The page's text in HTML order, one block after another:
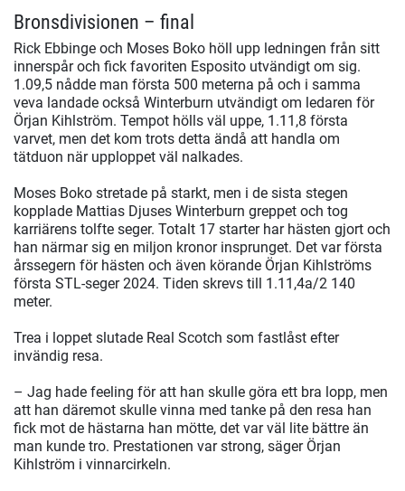
Bronsdivisionen – final
Rick Ebbinge och Moses Boko höll upp ledningen från sitt
innerspår och fick favoriten Esposito utvändigt om sig.
1.09,5 nådde man första 500 meterna på och i samma
veva landade också Winterburn utvändigt om ledaren för
Örjan Kihlström. Tempot hölls väl uppe, 1.11,8 första
varvet, men det kom trots detta ändå att handla om
tätduon när upploppet väl nalkades.
Moses Boko stretade på starkt, men i de sista stegen
kopplade Mattias Djuses Winterburn greppet och tog
karriärens tolfte seger. Totalt 17 starter har hästen gjort och
han närmar sig en miljon kronor insprunget. Det var första
årssegern för hästen och även körande Örjan Kihlströms
första STL-seger 2024. Tiden skrevs till 1.11,4a/2 140
meter.
Trea i loppet slutade Real Scotch som fastlåst efter
invändig resa.
– Jag hade feeling för att han skulle göra ett bra lopp, men
att han däremot skulle vinna med tanke på den resa han
fick mot de hästarna han mötte, det var väl lite bättre än
man kunde tro. Prestationen var strong, säger Örjan
Kihlström i vinnarcirkeln.